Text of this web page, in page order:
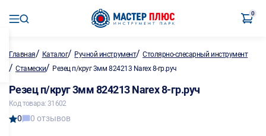
0
Главная/ Каталог/ Ручной инструмент/Столярно-слесарный инструмент
/ Стамески/ Резец п/круг 3мм 824213 Narex 8-гр.руч
Резец п/круг 3мм 824213 Narex 8-гр.руч
Код товара: 31602
0 0 отзывов